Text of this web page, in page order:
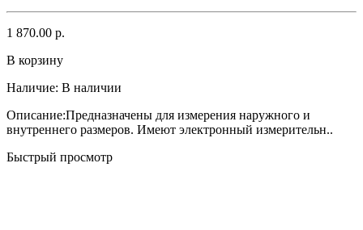
1 870.00 р.
В корзину
Наличие: В наличии
Описание:Предназначены для измерения наружного и
внутреннего размеров. Имеют электронный измерительн..
Быстрый просмотр